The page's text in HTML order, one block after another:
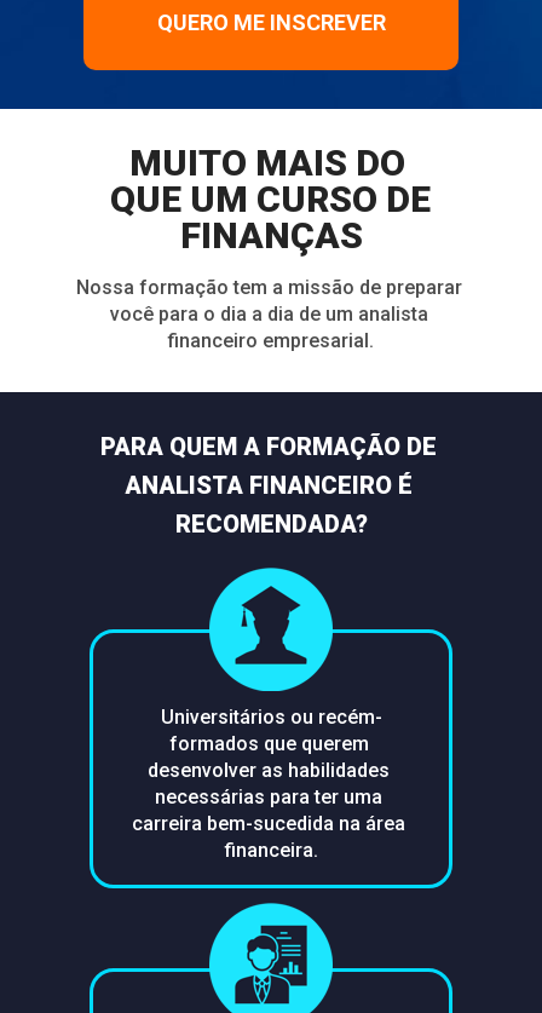
QUERO ME INSCREVER
Nossa formação tem a missão de preparar
você para o dia a dia de um analista
financeiro empresarial.
MUITO MAIS DO
QUE UM CURSO DE
FINANÇAS
Universitários ou recém-
formados que querem
desenvolver as habilidades
necessárias para ter uma
carreira bem-sucedida na área
financeira.
PARA QUEM A FORMAÇÃO DE
ANALISTA FINANCEIRO É
RECOMENDADA?